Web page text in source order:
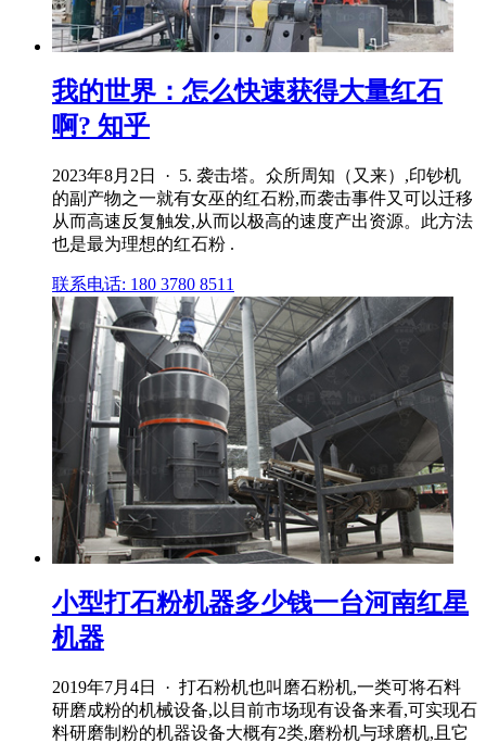
我的世界：怎么快速获得大量红石
啊? 知乎
2023年8月2日 · 5. 袭击塔。众所周知（又来）,印钞机
的副产物之一就有女巫的红石粉,而袭击事件又可以迁移
从而高速反复触发,从而以极高的速度产出资源。此方法
也是最为理想的红石粉 .
联系电话: 180 3780 8511
小型打石粉机器多少钱一台河南红星
机器
2019年7月4日 · 打石粉机也叫磨石粉机,一类可将石料
研磨成粉的机械设备,以目前市场现有设备来看,可实现石
料研磨制粉的机器设备大概有2类,磨粉机与球磨机,且它